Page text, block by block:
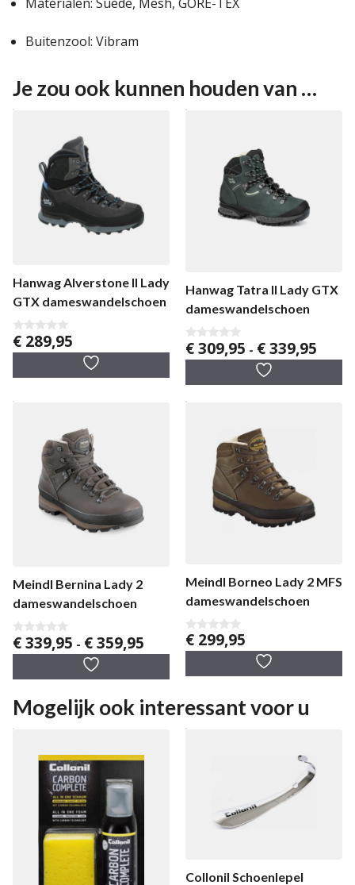
Buitenzool: Vibram
Je zou ook kunnen houden van …
Hanwag Alverstone II Lady
GTX dameswandelschoen
0
v
5
€ 289,95
Hanwag Tatra II Lady GTX
dameswandelschoen
0
v
5
€309,95 - €339,95
€
Meindl Bernina Lady 2
dameswandelschoen
0
v
5
€339,95 - €359,95 Prijsklasse:
€ 339,95
Meindl Borneo Lady 2 MFS
dameswandelschoen
0
v
€ 299,95
Mogelijk ook interessant voor u
Collonil Schoenlepel